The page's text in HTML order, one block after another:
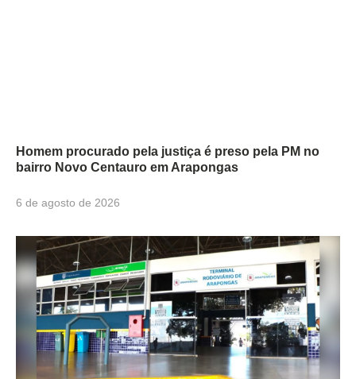
Homem procurado pela justiça é preso pela PM no
bairro Novo Centauro em Arapongas
6 de agosto de 2026